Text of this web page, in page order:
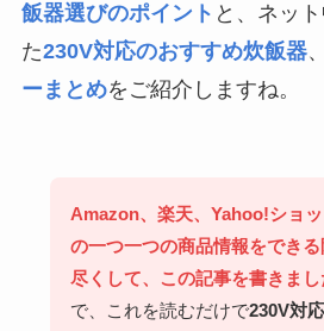
飯器選びのポイント と、ネッ
た230V対応のおすすめ炊飯器、
ーまとめをご紹介しますね。
Amazon、楽天、Yahoo!ショ
の一つ一つの商品情報をでき
尽くして、この記事を書きまし
で、これを読むだけで230V対